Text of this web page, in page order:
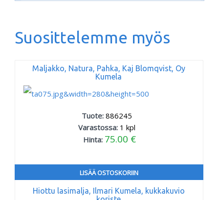
Suosittelemme myös
Maljakko, Natura, Pahka, Kaj Blomqvist, Oy
Kumela
Tuote: 886245
Varastossa: 1 kpl
Hinta: 75.00 €
LISÄÄ OSTOSKORIIN
Hiottu lasimalja, Ilmari Kumela, kukkakuvio